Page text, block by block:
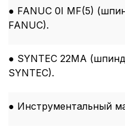
● FANUC 0I MF(5)
FANUC).
● SYNTEC 22MA
SYNTEC).
● Инструментальный